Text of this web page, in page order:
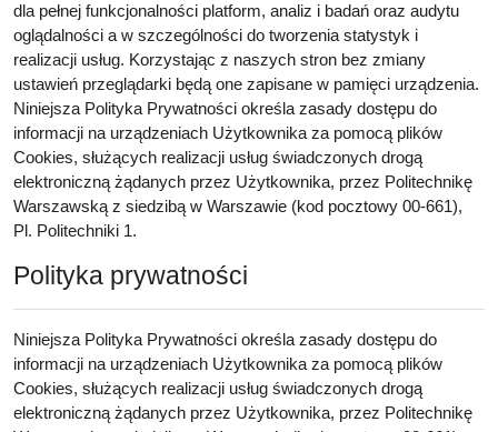
dla pełnej funkcjonalności platform, analiz i badań oraz audytu
oglądalności a w szczególności do tworzenia statystyk i
realizacji usług. Korzystając z naszych stron bez zmiany
ustawień przeglądarki będą one zapisane w pamięci urządzenia.
Niniejsza Polityka Prywatności określa zasady dostępu do
informacji na urządzeniach Użytkownika za pomocą plików
Cookies, służących realizacji usług świadczonych drogą
elektroniczną żądanych przez Użytkownika, przez Politechnikę
Warszawską z siedzibą w Warszawie (kod pocztowy 00-661),
Pl. Politechniki 1.
Polityka prywatności
Niniejsza Polityka Prywatności określa zasady dostępu do
informacji na urządzeniach Użytkownika za pomocą plików
Cookies, służących realizacji usług świadczonych drogą
elektroniczną żądanych przez Użytkownika, przez Politechnikę